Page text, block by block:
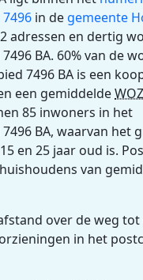
in de gemeente
adressen en dertig
BA. 60% van de
7496 BA is een
een gemiddeldeWOZ
85 inwoners in het
BA, waarvan het
en 25 jaar oud is.
van
over de weg tot
in het